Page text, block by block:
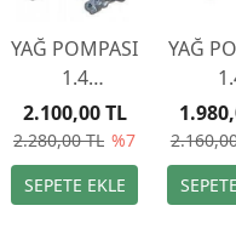
YAĞ POMPASI
1.4
9655020680
2.280,00 TL %7
2.100,00 TL
YAĞ